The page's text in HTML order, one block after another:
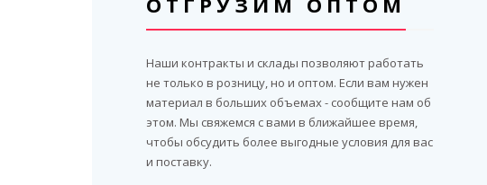
Наши контракты и склады позволяют работать
не только в розницу, но и оптом. Если вам нужен
материал в больших объемах - сообщите нам об
этом. Мы свяжемся с вами в ближайшее время,
чтобы обсудить более выгодные условия для вас
и поставку.